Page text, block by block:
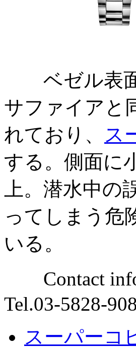
ベゼル表面
サファイアと
れており、
ス
する。側面に
上。潜水中
ってしまう危
いる。
Contact
Tel.03-5828-
スーパーコ